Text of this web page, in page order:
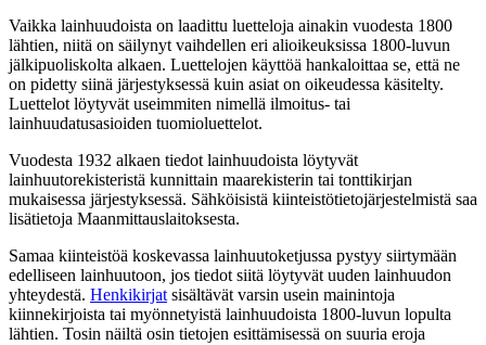
Vaikka lainhuudoista on laadittu luetteloja ainakin vuodesta 1800
lähtien, niitä on säilynyt vaihdellen eri alioikeuksissa 1800-luvun
jälkipuoliskolta alkaen. Luettelojen käyttöä hankaloittaa se, että ne
on pidetty siinä järjestyksessä kuin asiat on oikeudessa käsitelty.
Luettelot löytyvät useimmiten nimellä ilmoitus- tai
lainhuudatusasioiden tuomioluettelot.
Vuodesta 1932 alkaen tiedot lainhuudoista löytyvät
lainhuutorekisteristä kunnittain maarekisterin tai tonttikirjan
mukaisessa järjestyksessä. Sähköisistä kiinteistötietojärjestelmistä saa
lisätietoja Maanmittauslaitoksesta.
Samaa kiinteistöä koskevassa lainhuutoketjussa pystyy siirtymään
edelliseen lainhuutoon, jos tiedot siitä löytyvät uuden lainhuudon
yhteydestä. Henkikirjat sisältävät varsin usein mainintoja
kiinnekirjoista tai myönnetyistä lainhuudoista 1800-luvun lopulta
lähtien. Tosin näiltä osin tietojen esittämisessä on suuria eroja